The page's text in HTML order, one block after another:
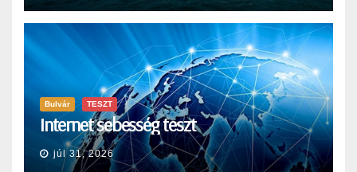
Bulvár TESZT
Internet sebesség teszt
júl 31, 2026